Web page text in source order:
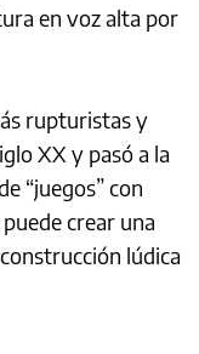
en voz alta por
rupturistas y
XX y pasó a la
“juegos” con
crear una
lúdica